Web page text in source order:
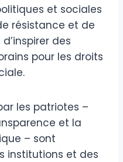
et sociales
résistance et de
des
pour les droits
les patriotes –
et la
– sont
institutions et des